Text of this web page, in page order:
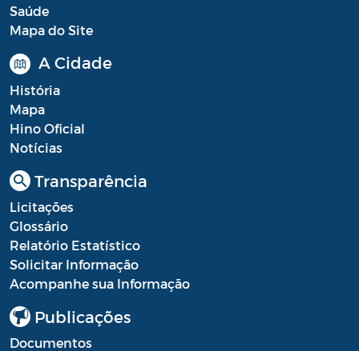
Extrato de Contratos
Extrato de Inexigibilidade
Saúde
Mapa do Site
A Cidade
História
Mapa
Hino Oficial
Notícias
Transparência
Licitações
Glossário
Relatório Estatístico
Solicitar Informação
Acompanhe sua Informação
Publicações
Documentos